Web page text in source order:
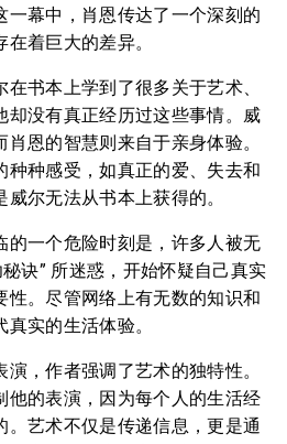
一幕中，肖恩传达了一个深刻的
着巨大的差异。
书本上学到了很多关于艺术、
却没有真正经历过这些事情。威
恩的智慧则来自于亲身体验。
种种感受，如真正的爱、失去和
尔无法从书本上获得的。
的一个危险时刻是，许多人被无
诀” 所迷惑，开始怀疑自己真实
性。尽管网络上有无数的知识和
实的生活体验。
，作者强调了艺术的独特性。
他的表演，因为每个人的生活经
。艺术不仅是传递信息，更是通